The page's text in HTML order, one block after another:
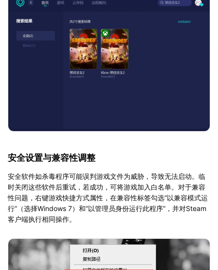
安全设置与兼容性调整
安全软件如杀毒程序可能误判游戏文件为威胁，导致无法启动。临
时关闭这些软件后重试，若成功，可将游戏加入白名单。对于兼容
性问题，右键游戏快捷方式属性，在兼容性标签勾选“以兼容模式运
行”（选择Windows 7）和“以管理员身份运行此程序”，并对Steam
客户端执行相同操作。